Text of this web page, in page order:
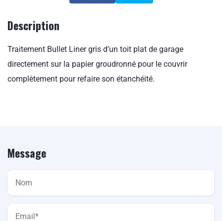
Description
Traitement Bullet Liner gris d’un toit plat de garage
directement sur la papier groudronné pour le couvrir
complètement pour refaire son étanchéité.
Message